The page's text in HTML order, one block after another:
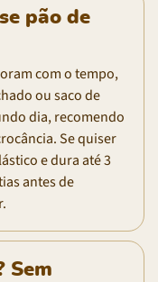
pão de
com o tempo,
ou saco de
dia, recomendo
Se quiser
e dura até 3
antes de
Sem